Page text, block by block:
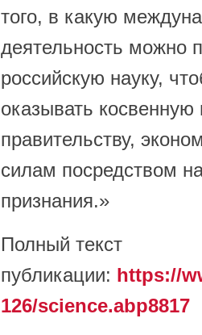
того, в какую
деятельность можно
российскую науку,
оказывать
правительству,
силам посредством
признания.»
Полный текст
публикации: https://
126/science.abp8817